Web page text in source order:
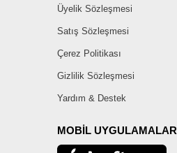
Üyelik Sözleşmesi
Satış Sözleşmesi
Çerez Politikası
Gizlilik Sözleşmesi
Yardım & Destek
MOBİL UYGULAMALAR